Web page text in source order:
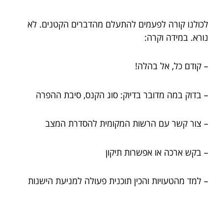
לכולנו קורה לפעמים להתעלם מהדברים הקטנים. לא
נורא. במידה וקרה:
– קודם כל, אל בהלה!
– בדוק במה מדובר בדיוק: סוג הקנס, סיבת ההפרה
– צור קשר עם הרשות המקומית להסדרת המצב
– בקש ארכה או אפשרות תיקון
– למד מהטעויות והכין תוכנית פעולה למניעת הישנות